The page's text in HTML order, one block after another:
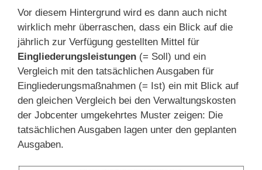
Vor diesem Hintergrund wird es dann auch nicht
wirklich mehr überraschen, dass ein Blick auf die
jährlich zur Verfügung gestellten Mittel für
Eingliederungsleistungen (= Soll) und ein
Vergleich mit den tatsächlichen Ausgaben für
Eingliederungsmaßnahmen (= Ist) ein mit Blick auf
den gleichen Vergleich bei den Verwaltungskosten
der Jobcenter umgekehrtes Muster zeigen: Die
tatsächlichen Ausgaben lagen unter den geplanten
Ausgaben.